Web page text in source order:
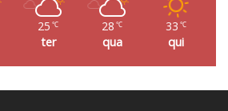
25 ℃
ter
28 ℃
qua
33 ℃
qui